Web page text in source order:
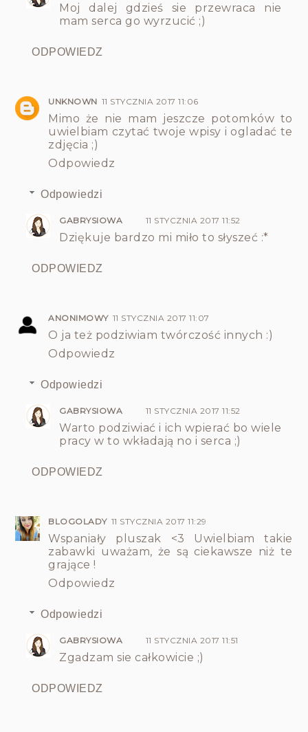
Moj dalej gdzieś sie przewraca nie
mam serca go wyrzucić ;)
ODPOWIEDZ
UNKNOWN 11 STYCZNIA 2017 11:06
Mimo że nie mam jeszcze potomków to
uwielbiam czytać twoje wpisy i ogladać te
zdjęcia ;)
Odpowiedz
Odpowiedzi
GABRYSIOWA 11 STYCZNIA 2017 11:52
Dziękuje bardzo mi miło to słyszeć :*
ODPOWIEDZ
ANONIMOWY 11 STYCZNIA 2017 11:07
O ja też podziwiam twórczość innych :)
Odpowiedz
Odpowiedzi
GABRYSIOWA 11 STYCZNIA 2017 11:52
Warto podziwiać i ich wpierać bo wiele
pracy w to wkładają no i serca ;)
ODPOWIEDZ
BLOGOLADY 11 STYCZNIA 2017 11:29
Wspaniały pluszak <3 Uwielbiam takie
zabawki uważam, że są ciekawsze niż te
grające !
Odpowiedz
Odpowiedzi
GABRYSIOWA 11 STYCZNIA 2017 11:51
Zgadzam sie całkowicie ;)
ODPOWIEDZ